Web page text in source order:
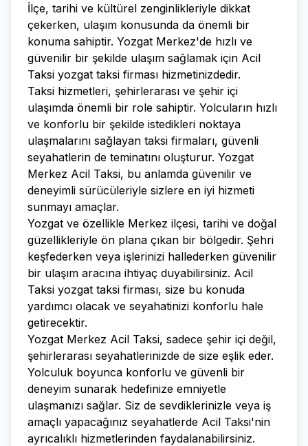
İlçe, tarihi ve kültürel zenginlikleriyle dikkat
çekerken, ulaşım konusunda da önemli bir
konuma sahiptir. Yozgat Merkez'de hızlı ve
güvenilir bir şekilde ulaşım sağlamak için Acil
Taksi yozgat taksi firması hizmetinizdedir.
Taksi hizmetleri, şehirlerarası ve şehir içi
ulaşımda önemli bir role sahiptir. Yolcuların hızlı
ve konforlu bir şekilde istedikleri noktaya
ulaşmalarını sağlayan taksi firmaları, güvenli
seyahatlerin de teminatını oluşturur. Yozgat
Merkez Acil Taksi, bu anlamda güvenilir ve
deneyimli sürücüleriyle sizlere en iyi hizmeti
sunmayı amaçlar.
Yozgat ve özellikle Merkez ilçesi, tarihi ve doğal
güzellikleriyle ön plana çıkan bir bölgedir. Şehri
keşfederken veya işlerinizi hallederken güvenilir
bir ulaşım aracına ihtiyaç duyabilirsiniz. Acil
Taksi yozgat taksi firması, size bu konuda
yardımcı olacak ve seyahatinizi konforlu hale
getirecektir.
Yozgat Merkez Acil Taksi, sadece şehir içi değil,
şehirlerarası seyahatlerinizde de size eşlik eder.
Yolculuk boyunca konforlu ve güvenli bir
deneyim sunarak hedefinize emniyetle
ulaşmanızı sağlar. Siz de sevdiklerinizle veya iş
amaçlı yapacağınız seyahatlerde Acil Taksi'nin
ayrıcalıklı hizmetlerinden faydalanabilirsiniz.